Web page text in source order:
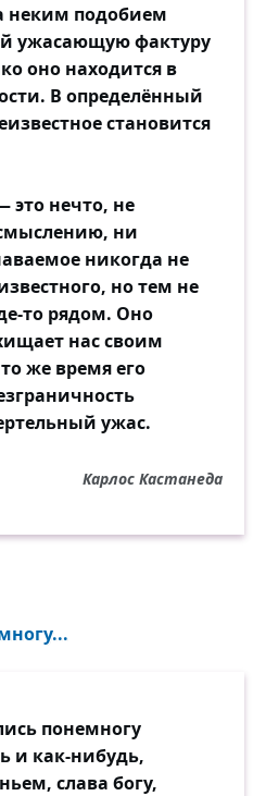
неким подобием
ужасающую фактуру
оно находится в
В определённый
становится
это нечто, не
ни
никогда не
но тем не
то рядом. Оно
нас своим
же время его
ужас.
Карлос Кастанеда
понемногу
и как-нибудь,
слава богу,